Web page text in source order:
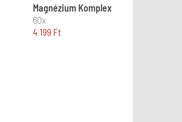
Magnézium Komplex
60x
4 199 Ft